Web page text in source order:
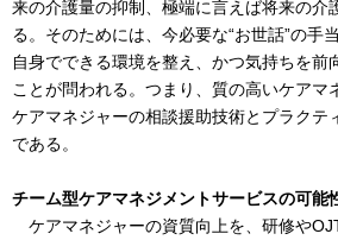
来の介護量の抑制、極端に言えば将来の介
る。そのためには、今必要な“お世話”の手
自身でできる環境を整え、かつ気持ちを前
ことが問われる。つまり、質の高いケアマ
ケアマネジャーの相談援助技術とプラクテ
である。
チーム型ケアマネジメントサービスの可能
ケアマネジャーの資質向上を、研修や